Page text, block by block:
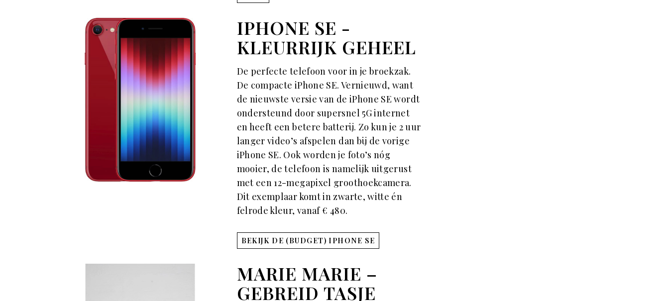
IPHONE SE -
KLEURRIJK GEHEEL
De perfecte telefoon voor in je broekzak.
De compacte iPhone SE. Vernieuwd, want
de nieuwste versie van de iPhone SE wordt
ondersteund door supersnel 5G internet
en heeft een betere batterij. Zo kun je 2 uur
langer video’s afspelen dan bij de vorige
iPhone SE. Ook worden je foto’s nóg
mooier, de telefoon is namelijk uitgerust
met een 12-megapixel groothoekcamera.
Dit exemplaar komt in zwarte, witte én
felrode kleur, vanaf € 480.
BEKIJK DE (BUDGET) IPHONE SE
MARIE MARIE –
GEBREID TASJE